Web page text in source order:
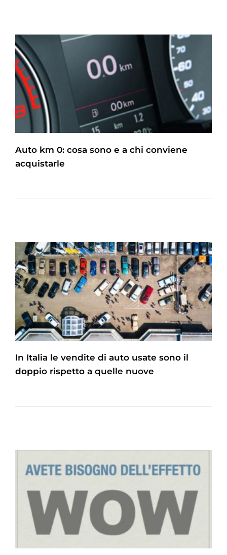
Auto km 0: cosa sono e a chi conviene
acquistarle
In Italia le vendite di auto usate sono il
doppio rispetto a quelle nuove